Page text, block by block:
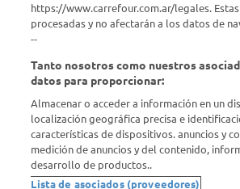
Descubrí Carrefour
Conocenos
Info útil
Comprá Online
https://www.carrefour.com.ar/legales.
procesadas y no afectarán a los datos de
--
Tanto nosotros como nuestros
datos para proporcionar:
Almacenar o acceder a información en un
localización geográfica precisa e
características de dispositivos. anuncios y
medición de anuncios y del contenido,
desarrollo de productos..
Lista de asociados (proveedores)